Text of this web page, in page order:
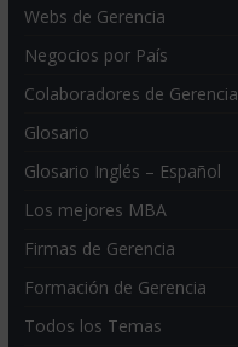
Webs de Gerencia
Negocios por País
Colaboradores de Gerencia
Glosario
Glosario Inglés – Español
Los mejores MBA
Firmas de Gerencia
Formación de Gerencia
Todos los Temas